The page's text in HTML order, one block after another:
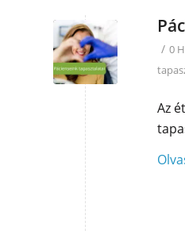
/ 0
Az